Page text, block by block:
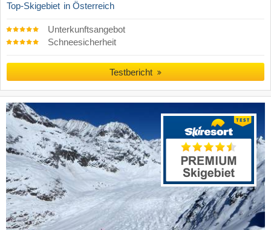
Top-Skigebiet in Österreich
Unterkunftsangebot
Schneesicherheit
Testbericht